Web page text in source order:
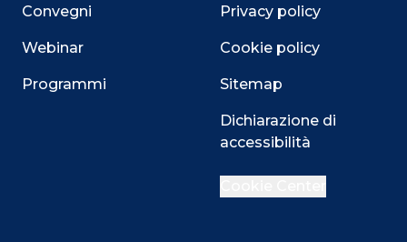
Convegni
Webinar
Programmi
Privacy policy
Cookie policy
Sitemap
Dichiarazione di
accessibilità